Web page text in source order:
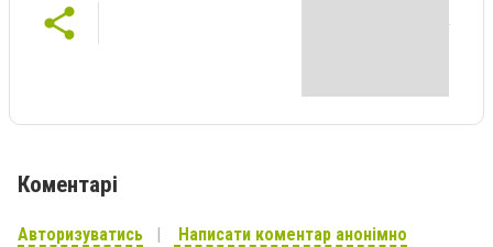
Коментарі
Авторизуватись Написати коментар анонімно